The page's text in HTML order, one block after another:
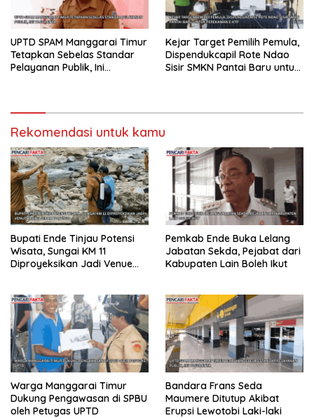
UPTD SPAM Manggarai Timur
Tetapkan Sebelas Standar
Pelayanan Publik, Ini
Kejar Target Pemilih Pemula,
Dispendukcapil Rote Ndao
Sisir SMKN Pantai Baru untuk
Rekomendasi untuk kamu
Bupati Ende Tinjau Potensi
Wisata, Sungai KM 11
Diproyeksikan Jadi Venue
Pemkab Ende Buka Lelang
Jabatan Sekda, Pejabat dari
Kabupaten Lain Boleh Ikut
Warga Manggarai Timur
Dukung Pengawasan di SPBU
oleh Petugas UPTD
Bandara Frans Seda
Maumere Ditutup Akibat
Erupsi Lewotobi Laki-laki